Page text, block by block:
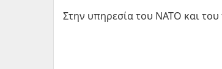
Στην υπηρεσία του ΝΑΤΟ και